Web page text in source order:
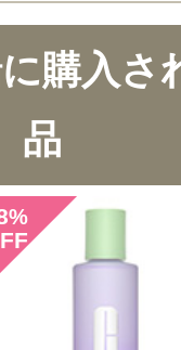
ューを書いて
購入さ
品
%